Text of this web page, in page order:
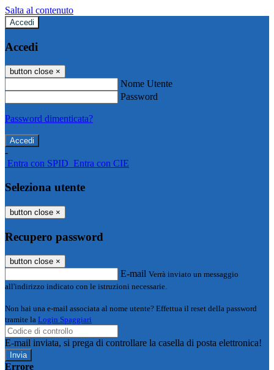
Salta al contenuto
Accedi
Accedi
button close ×
Nome Utente
Password
Password dimenticata?
-
Entra con SPID Entra con CIE
Seleziona utente
button close ×
Recupero password
button close ×
E-mail Verrà inviato un messaggio
all'indirizzo indicato con le istruzioni necessarie.
Non hai una e-mail associata al nome utente? Effettua il reset della password
tramite la Login Spaggiari
E-mail inviata, si prega di controllare la casella di posta elettronica!
Errore